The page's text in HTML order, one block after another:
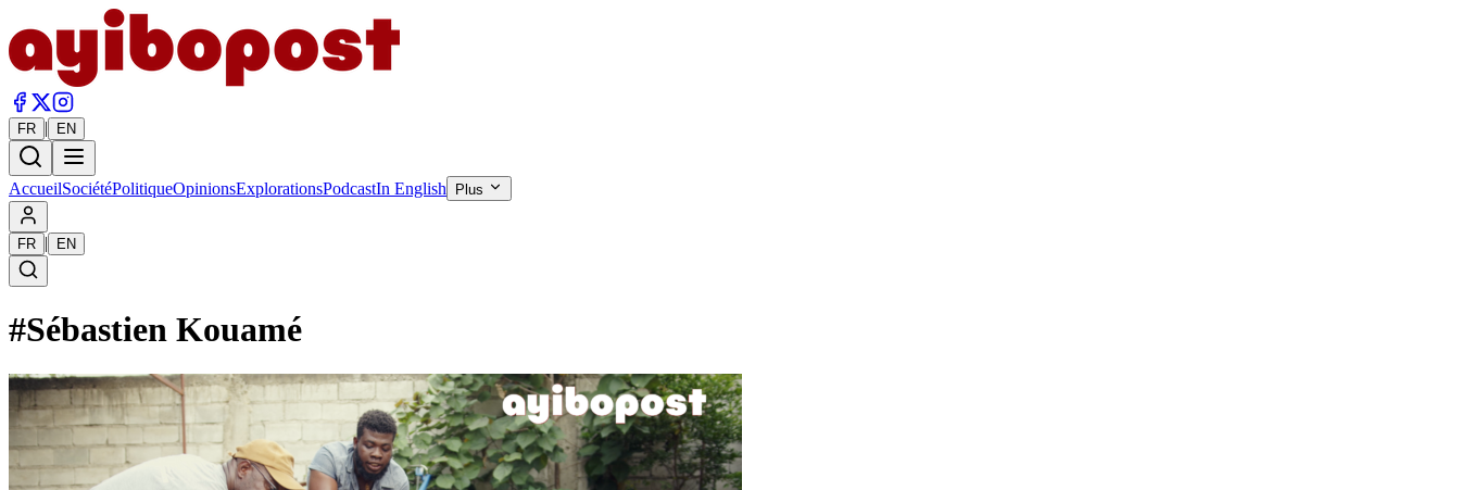
FR | EN
AccueilSociétéPolitiqueOpinionsExplorationsPodcastIn English Plus
FR | EN
#Sébastien Kouamé